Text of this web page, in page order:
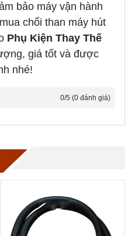
bảo máy vận hành
chổi than máy hút
Phụ Kiện Thay Thế
giá tốt và được
nhé!
0/5 (0 đánh giá)